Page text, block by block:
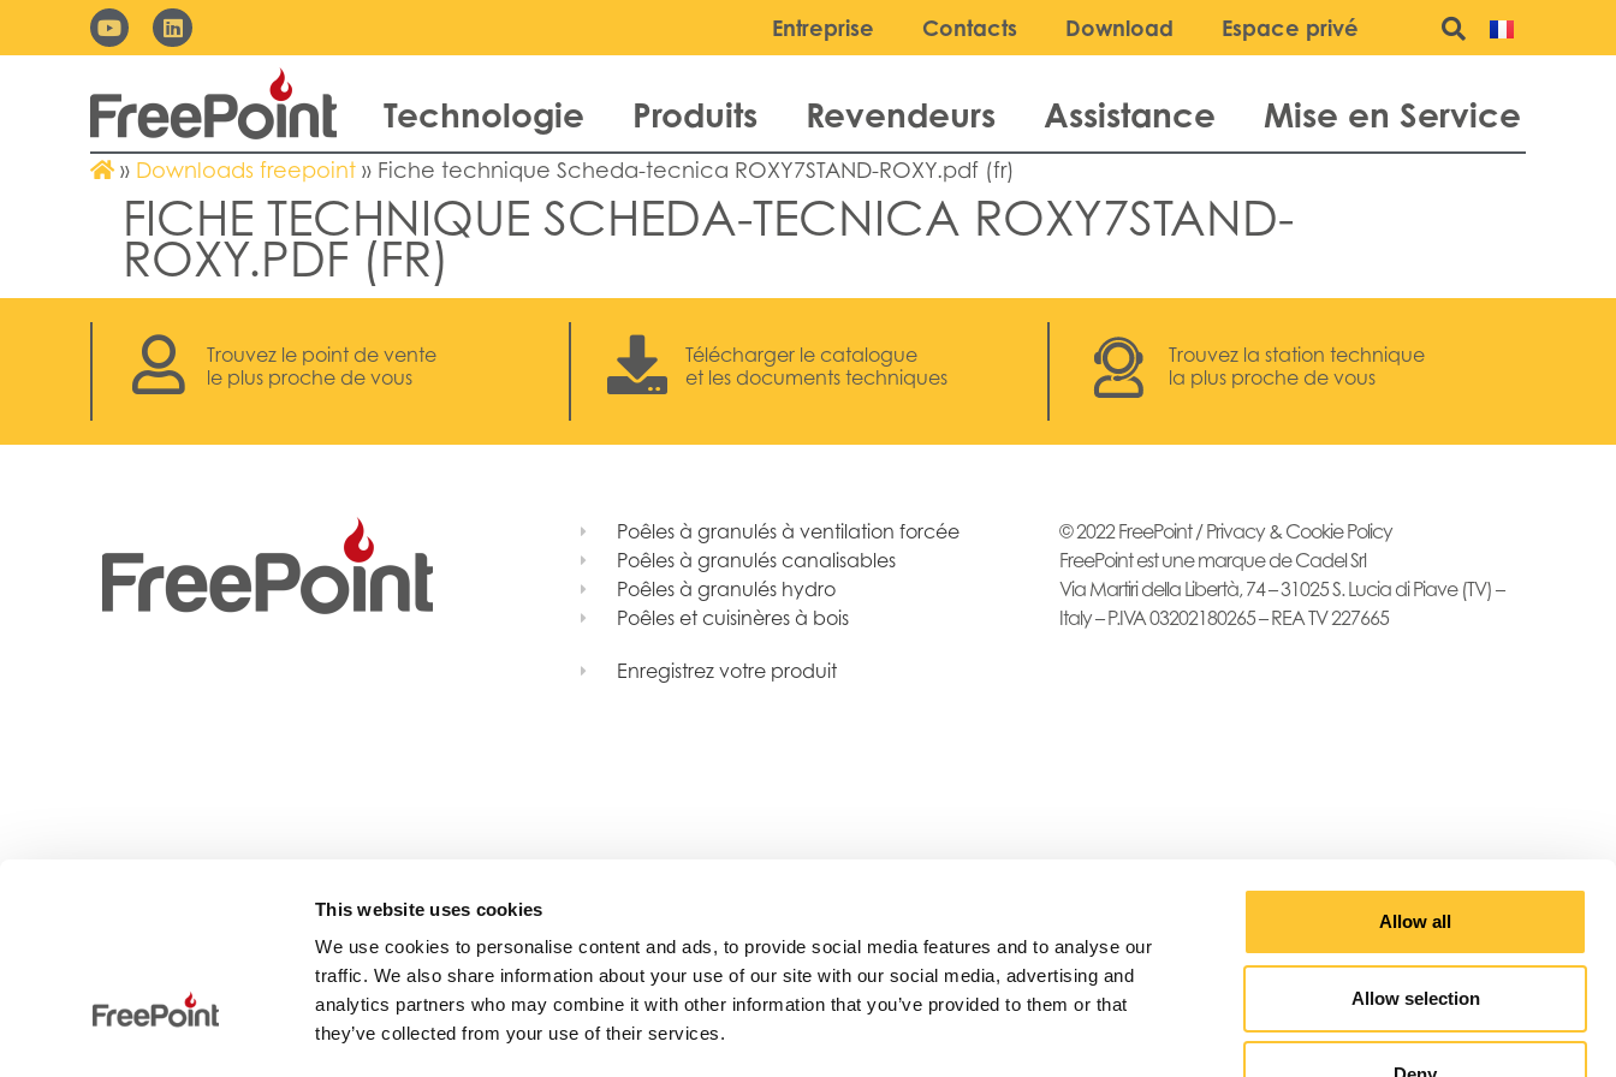
This website uses cookies
We use cookies to personalise content and ads, to provide social media features and to analyse our
traffic. We also share information about your use of our site with our social media, advertising and
analytics partners who may combine it with other information that you’ve provided to them or that
they’ve collected from your use of their services.
Allow all
Allow selection
Entreprise Contacts Download Espace privé
Technologie Produits Revendeurs Assistance Mise en Service
» Downloads freepoint » Fiche technique Scheda-tecnica ROXY7STAND-ROXY.pdf (fr)
FICHE TECHNIQUE SCHEDA-TECNICA ROXY7STAND-
ROXY.PDF (FR)
Trouvez le point de vente
le plus proche de vous
Télécharger le catalogue
et les documents techniques
Trouvez la station technique
la plus proche de vous
Poêles à granulés à ventilation forcée
Poêles à granulés canalisables
Poêles à granulés hydro
Poêles et cuisinères à bois
Enregistrez votre produit
© 2022 FreePoint /Privacy & Cookie Policy
FreePoint est une marque de Cadel Srl
Via Martiri della Libertà, 74 – 31025 S. Lucia di Piave (TV) –
Italy – P.IVA 03202180265 – REA TV 227665